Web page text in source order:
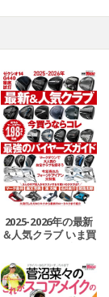
2025-2026年の最新
＆人気クラブ いま買
イヤーズガイド